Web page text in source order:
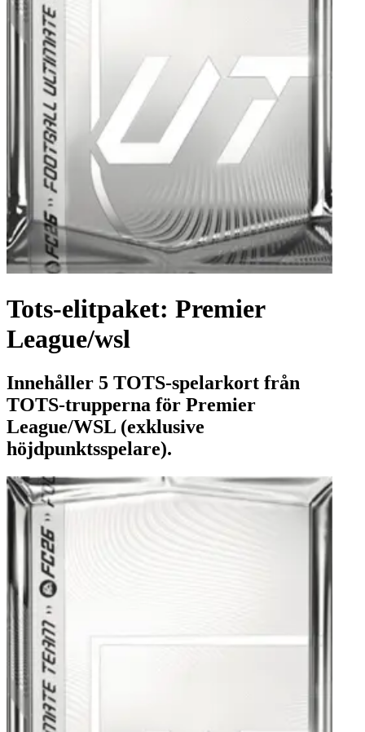
Tots-elitpaket: Premier
League/wsl
Innehåller 5 TOTS-spelarkort från
TOTS-trupperna för Premier
League/WSL (exklusive
höjdpunktsspelare).